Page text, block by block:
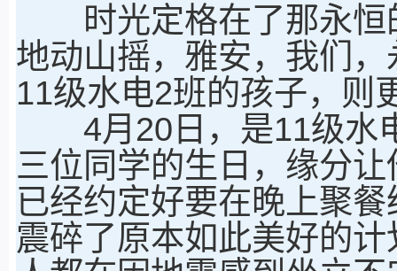
时光定格在了那永恒
地动山摇，雅安，我们
11级水电2班的孩子，则
4月20日，是11级水
三位同学的生日，缘分
已经约定好要在晚上聚
震碎了原本如此美好的